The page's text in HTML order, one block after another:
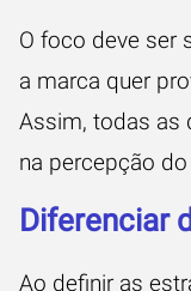
O foco deve ser
a marca quer
Assim, todas as
na percepção
Diferenciar
Ao definir as